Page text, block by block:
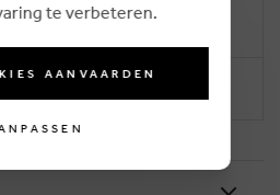
€50
te verbeteren.
AANVAARDEN